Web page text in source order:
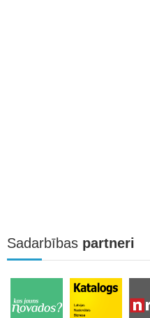
Sadarbības partneri